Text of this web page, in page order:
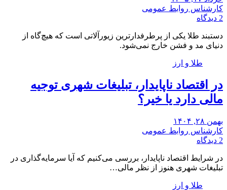
کارشناس روابط عمومی
2 دیدگاه
دستبند طلا یکی از پرطرفدارترین زیورآلاتی است که هیچ‌گاه از
دنیای مد و فشن خارج نمی‌شود.
طلا و ارز
در اقتصاد ناپایدار، تبلیغات شهری توجیه
مالی دارد یا خیر؟
بهمن ۲۸, ۱۴۰۴
کارشناس روابط عمومی
2 دیدگاه
در شرایط اقتصاد ناپایدار، بررسی می‌کنیم که آیا سرمایه‌گذاری در
تبلیغات شهری هنوز از نظر مالی…
طلا و ارز